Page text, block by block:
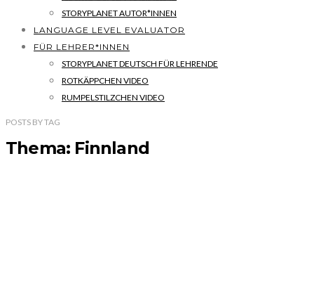
STORYPLANET AUTOR*INNEN
LANGUAGE LEVEL EVALUATOR
FÜR LEHRER*INNEN
STORYPLANET DEUTSCH FÜR LEHRENDE
ROTKÄPPCHEN VIDEO
RUMPELSTILZCHEN VIDEO
POSTS BYTAG
Thema: Finnland